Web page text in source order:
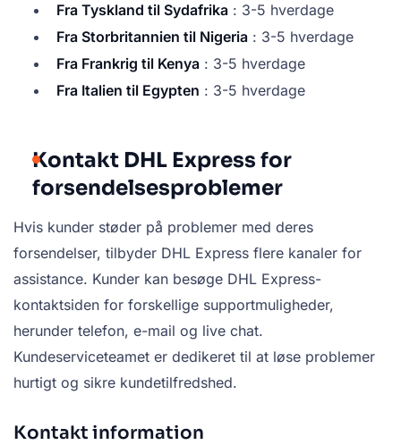
Fra Tyskland til Sydafrika : 3-5 hverdage
Fra Storbritannien til Nigeria : 3-5 hverdage
Fra Frankrig til Kenya : 3-5 hverdage
Fra Italien til Egypten : 3-5 hverdage
Kontakt DHL Express for
forsendelsesproblemer
Hvis kunder støder på problemer med deres
forsendelser, tilbyder DHL Express flere kanaler for
assistance. Kunder kan besøge DHL Express-
kontaktsiden for forskellige supportmuligheder,
herunder telefon, e-mail og live chat.
Kundeserviceteamet er dedikeret til at løse problemer
hurtigt og sikre kundetilfredshed.
Kontakt information